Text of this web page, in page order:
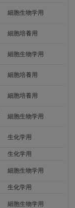
細胞生物学用
細胞培養用
細胞生物学用
細胞培養用
細胞培養用
細胞生物学用
生化学用
生化学用
細胞生物学用
生化学用
細胞生物学用